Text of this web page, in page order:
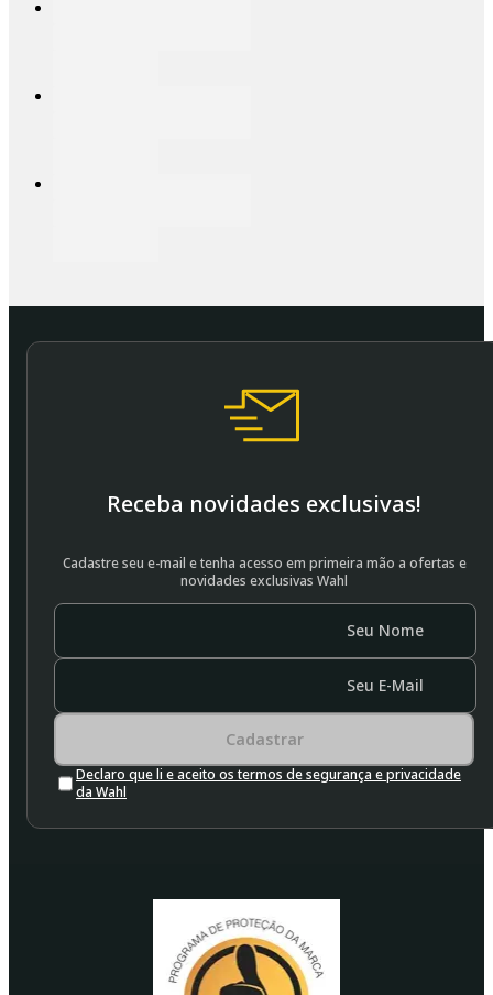
Receba novidades exclusivas!
Cadastre seu e-mail e tenha acesso em primeira mão a ofertas e
novidades exclusivas Wahl
Seu Nome
Seu E-Mail
Cadastrar
Declaro que li e aceito os termos de segurança e privacidade
da Wahl